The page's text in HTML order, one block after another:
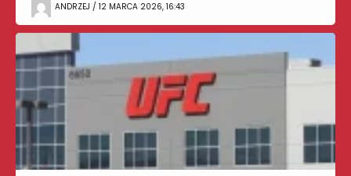
ANDRZEJ / 12 MARCA 2026, 16:43